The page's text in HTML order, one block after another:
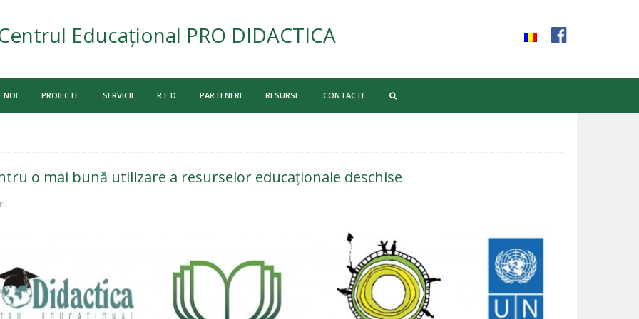
Educațional PRO DIDACTICA
NOI PROIECTE SERVICII R E D PARTENERI RESURSE CONTACTE
o mai bună utilizare a resurselor educaționale deschise